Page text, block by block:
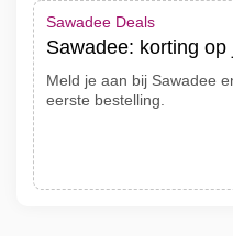
Sawadee Deals
Sawadee: korting
Meld je aan bij Sawadee
eerste bestelling.